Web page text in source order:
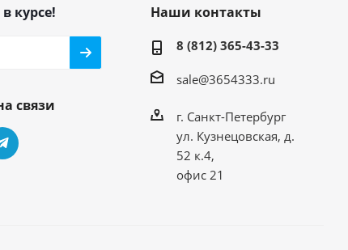
курсе!
связи
Наши контакты
8 (812) 365-43-33
sale@3654333.ru
г. Санкт-Петербург
ул. Кузнецовская, д.
52 к.4,
офис 21